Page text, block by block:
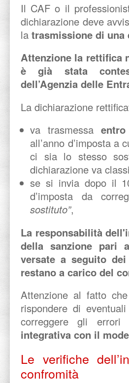
Il CAF o il
dichiarazione deve
la trasmissione di
Attenzione la rettifica
è già stata
dell’Agenzia delle
La dichiarazione
va trasmessa
all’anno d’imposta a
ci sia lo stesso
dichiarazione va
se si invia dopo il
d’imposta da
sostituto”,
La responsabilità
della sanzione pari
versate a seguito
restano a carico del
Attenzione al fatto
rispondere di
correggere gli
integrativa con il
Le verifiche
confromità